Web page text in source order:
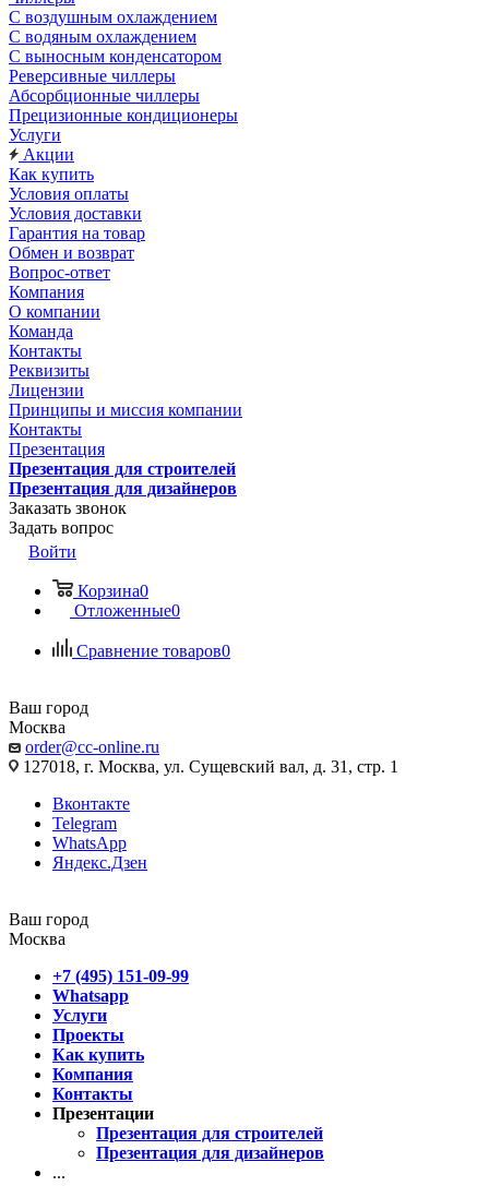
С воздушным охлаждением
С водяным охлаждением
С выносным конденсатором
Реверсивные чиллеры
Абсорбционные чиллеры
Прецизионные кондиционеры
Услуги
Акции
Как купить
Условия оплаты
Условия доставки
Гарантия на товар
Обмен и возврат
Вопрос-ответ
Компания
О компании
Команда
Контакты
Реквизиты
Лицензии
Принципы и миссия компании
Контакты
Презентация
Презентация для строителей
Презентация для дизайнеров
Заказать звонок
Задать вопрос
Войти
Корзина0
Отложенные0
Сравнение товаров0
Ваш город
Москва
order@cc-online.ru
127018, г. Москва, ул. Сущевский вал, д. 31, стр. 1
Вконтакте
Telegram
WhatsApp
Яндекс.Дзен
Ваш город
Москва
+7 (495) 151-09-99
Whatsapp
Услуги
Проекты
Как купить
Компания
Контакты
Презентации
Презентация для строителей
Презентация для дизайнеров
...